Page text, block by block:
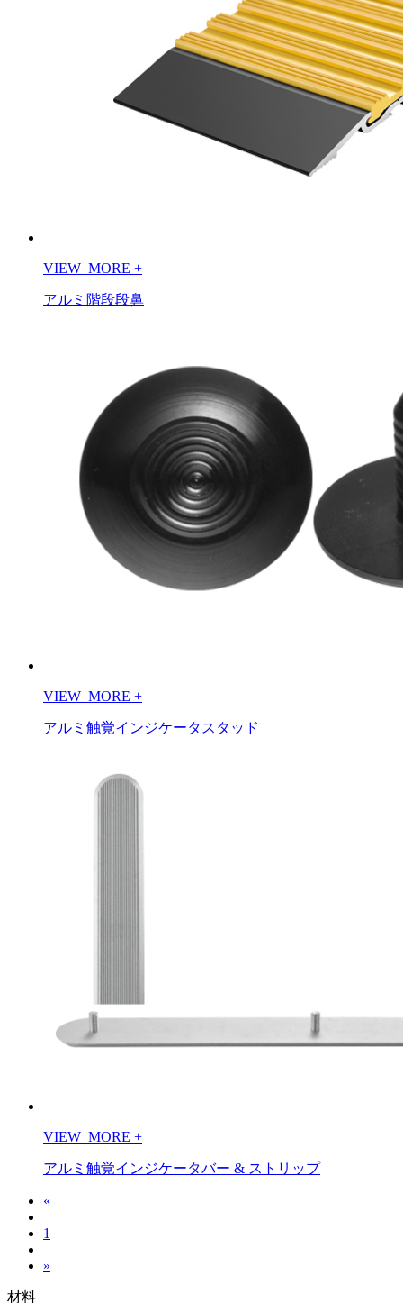
VIEW_MORE +
アルミ階段段鼻
VIEW_MORE +
アルミ触覚インジケータスタッド
VIEW_MORE +
アルミ触覚インジケータバー & ストリップ
«
1
»
材料